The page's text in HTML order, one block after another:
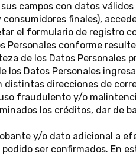
campos con datos
finales),
el formulario de registro
Personales conforme
de los Datos
Datos Personales
distintas direcciones de
fraudulento y/o
los créditos, dar
y/o dato adicional a
ser confirmados. En